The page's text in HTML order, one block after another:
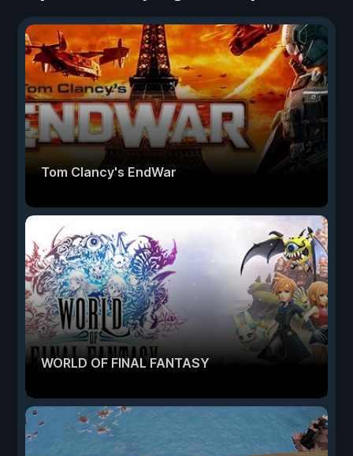
Tom Clancy's EndWar
WORLD OF FINAL FANTASY